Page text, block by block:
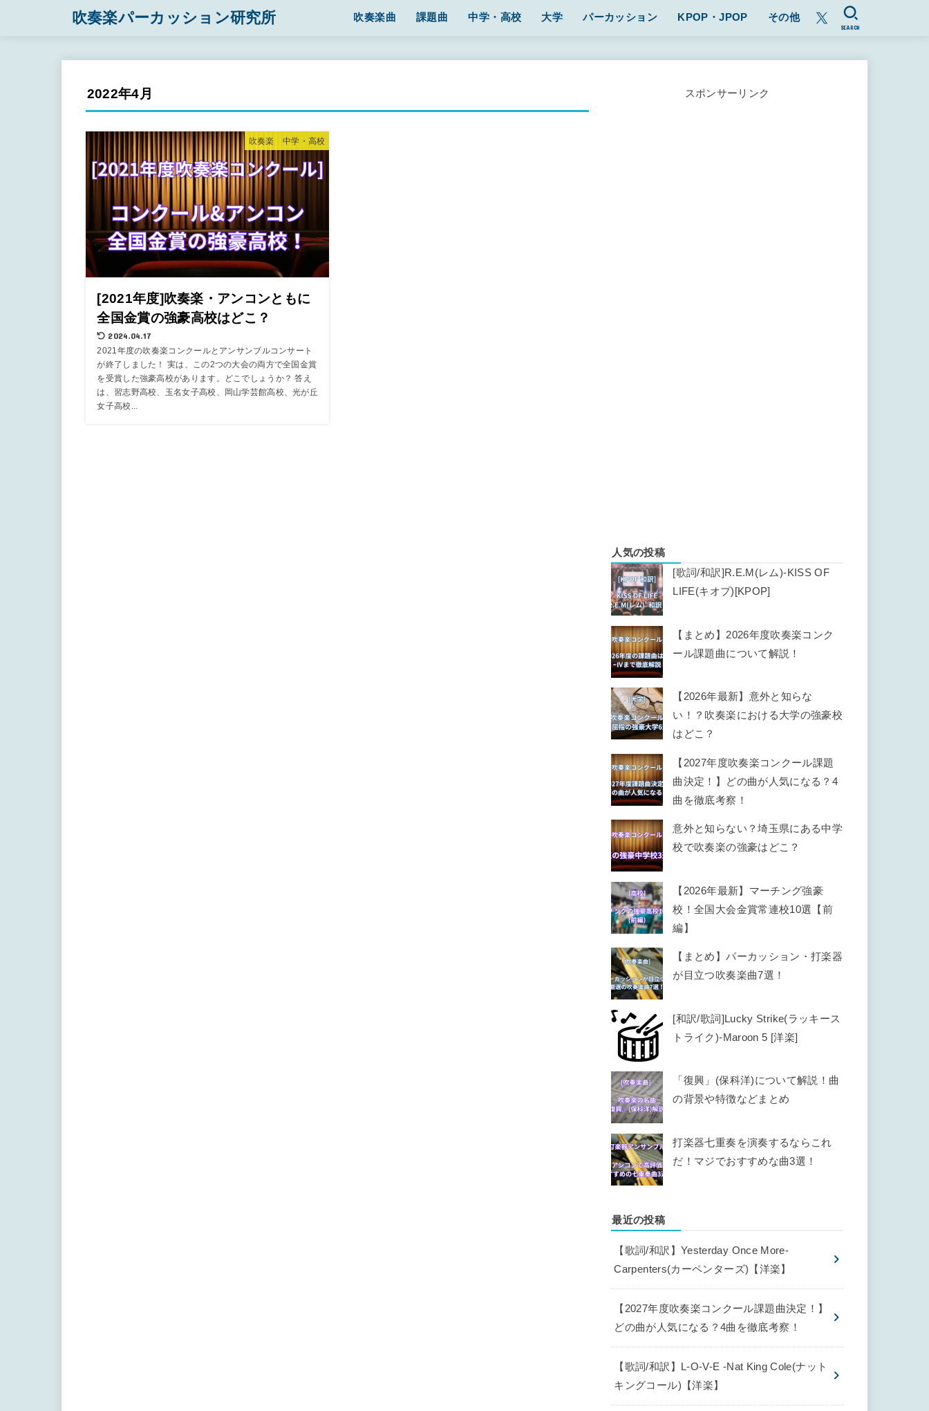
吹奏楽パーカッション研究所 吹奏楽曲 課題曲 中学・高校 大学 パーカッション KPOP・JPOP その他
SEARCH
2022年4月
吹奏楽 中学・高校
[2021年度]吹奏楽・アンコンともに
全国金賞の強豪高校はどこ？
2024.04.17
2021年度の吹奏楽コンクールとアンサンブルコンサート
が終了しました！ 実は、この2つの大会の両方で全国金賞
を受賞した強豪高校があります。どこでしょうか？ 答え
は、習志野高校、玉名女子高校、岡山学芸館高校、光が丘
女子高校...
スポンサーリンク
人気の投稿
[歌詞/和訳]R.E.M(レム)-KISS OF
LIFE(キオプ)[KPOP]
【まとめ】2026年度吹奏楽コンク
ール課題曲について解説！
【2026年最新】意外と知らな
い！？吹奏楽における大学の強豪校
はどこ？
【2027年度吹奏楽コンクール課題
曲決定！】どの曲が人気になる？4
曲を徹底考察！
意外と知らない？埼玉県にある中学
校で吹奏楽の強豪はどこ？
【2026年最新】マーチング強豪
校！全国大会金賞常連校10選【前
編】
【まとめ】パーカッション・打楽器
が目立つ吹奏楽曲7選！
[和訳/歌詞]Lucky Strike(ラッキース
トライク)-Maroon 5 [洋楽]
「復興」(保科洋)について解説！曲
の背景や特徴などまとめ
打楽器七重奏を演奏するならこれ
だ！マジでおすすめな曲3選！
最近の投稿
【歌詞/和訳】Yesterday Once More-
Carpenters(カーペンターズ)【洋楽】
【2027年度吹奏楽コンクール課題曲決定！】
どの曲が人気になる？4曲を徹底考察！
【歌詞/和訳】L-O-V-E -Nat King Cole(ナット
キングコール)【洋楽】